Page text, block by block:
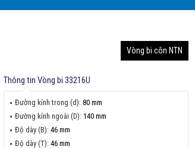
Vòng bi côn NTN
Thông tin Vòng bi 33216U
Đường kính trong (d): 80 mm
Đường kính ngoài (D): 140 mm
Độ dày (B): 46 mm
Độ dày (T): 46 mm